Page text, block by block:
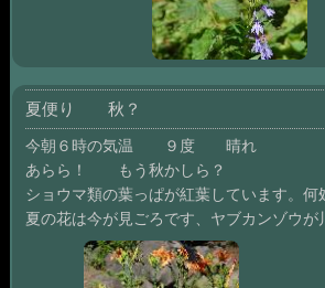
夏便り 秋？
今朝６時の気温 ９度 晴れ
あらら！ もう秋かしら？
ショウマ類の葉っぱが紅葉しています。
夏の花は今が見ごろです、ヤブカンゾウが